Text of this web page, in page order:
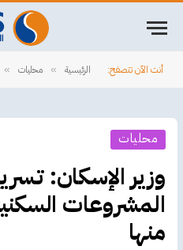
أنت الآن تتصفح: الرئيسية » محليات »
محليات
وزير الإسكان:
المشروعات
منها